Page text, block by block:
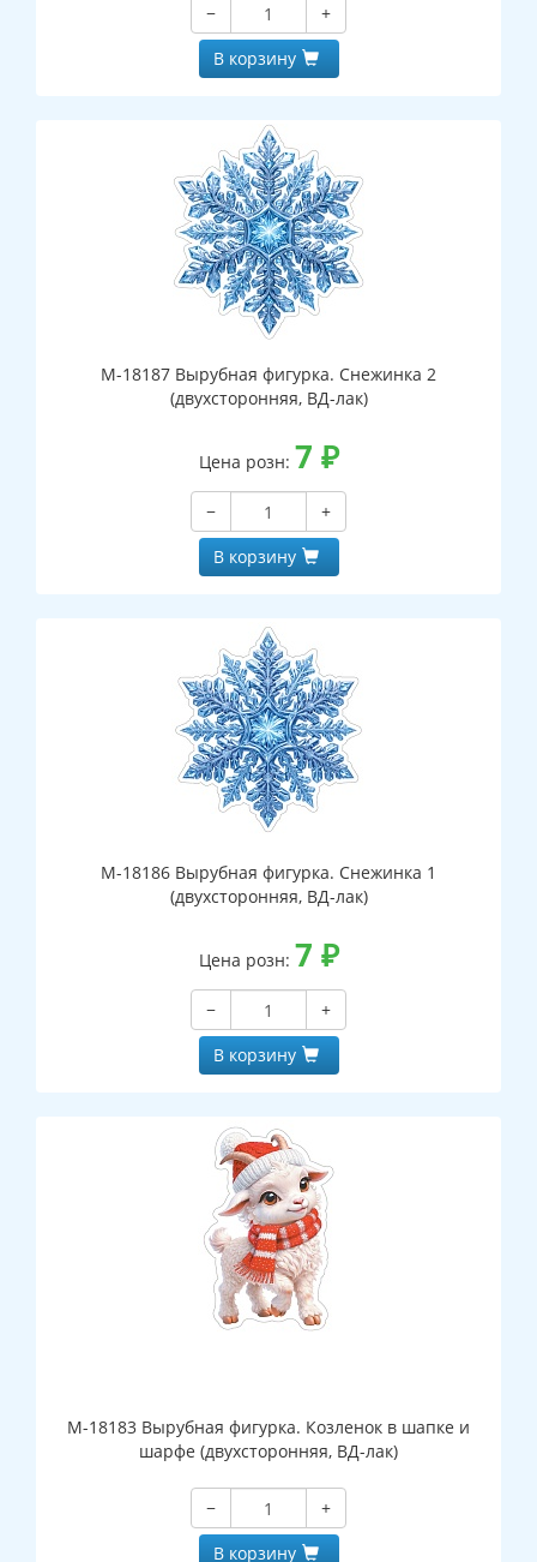
−
+
В корзину
М-18187 Вырубная фигурка. Снежинка 2
(двухсторонняя, ВД-лак)
Цена розн: 7 ₽
−
+
В корзину
М-18186 Вырубная фигурка. Снежинка 1
(двухсторонняя, ВД-лак)
Цена розн: 7 ₽
−
+
В корзину
М-18183 Вырубная фигурка. Козленок в шапке и
шарфе (двухсторонняя, ВД-лак)
−
+
В корзину